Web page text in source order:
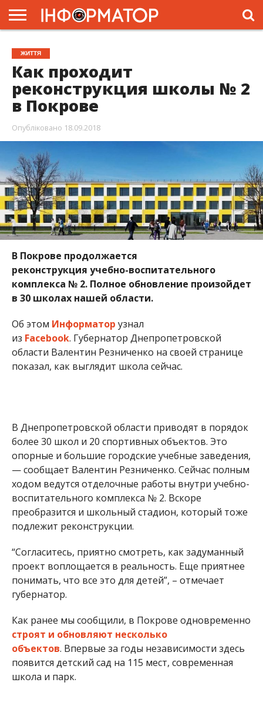
ГОЛОВНА
ЖИТТЯ
ВЛАДА
ГРОШІ
ТРЕШ
ПРЕС-
РЕЛІЗИ
РЕКЛАМА
ПРОЕКТИ
ЖИТТЯ
Как проходит
реконструкция школы № 2
в Покрове
Опубліковано 18.09.2018
В Покрове продолжается
реконструкция учебно-воспитательного
комплекса № 2. Полное обновление произойдет
в 30 школах нашей области.
Об этом Информатор узнал
из Facebook. Губернатор Днепропетровской
области Валентин Резниченко на своей странице
показал, как выглядит школа сейчас.
В Днепропетровской области приводят в порядок
более 30 школ и 20 спортивных объектов. Это
опорные и большие городские учебные заведения,
— сообщает Валентин Резниченко. Сейчас полным
ходом ведутся отделочные работы внутри учебно-
воспитательного комплекса № 2. Вскоре
преобразится и школьный стадион, который тоже
подлежит реконструкции.
“Согласитесь, приятно смотреть, как задуманный
проект воплощается в реальность. Еще приятнее
понимать, что все это для детей”, – отмечает
губернатор.
Как ранее мы сообщили, в Покрове одновременно
строят и обновляют несколько
объектов. Впервые за годы независимости здесь
появится детский сад на 115 мест, современная
школа и парк.